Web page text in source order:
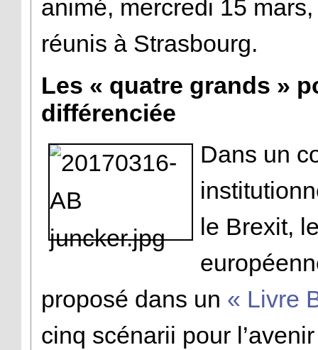
animé, mercredi 15
réunis à Strasbourg.
Les « quatre grands »
différenciée
Dans un
le Brexit,
proposé dans un « Livre
cinq scénarii pour